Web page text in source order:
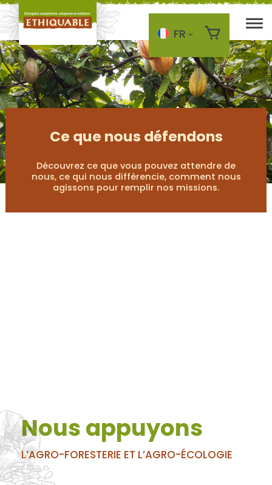
Skip to main content
FR
Ce que nous défendons
Découvrez ce que vous pouvez attendre de
nous, ce qui nous différencie, comment nous
agissons pour remplir nos missions.
Nous appuyons
L’AGRO-FORESTERIE ET L’AGRO-ÉCOLOGIE